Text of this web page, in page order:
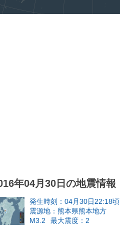
年04月30日の地震情報
発生時刻：04月30日22:18頃
震源地：熊本県熊本地方
M3.2
最大震度：2